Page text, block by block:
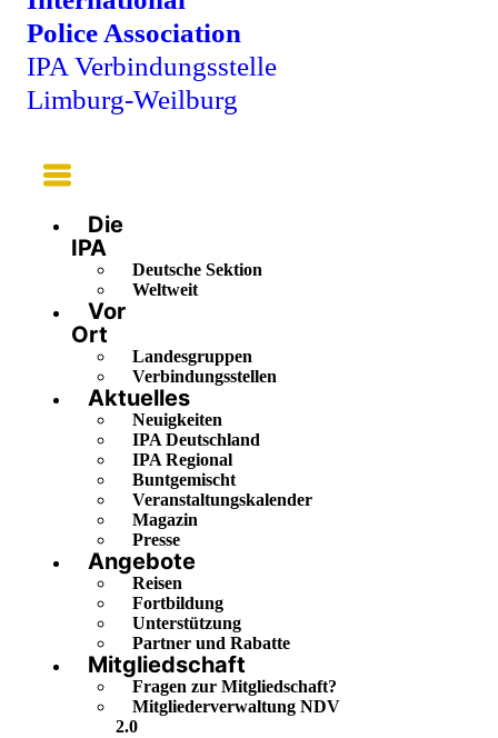
Police Association
IPA Verbindungsstelle
Limburg-Weilburg
Main
Menu
Die
IPA
Deutsche Sektion
Weltweit
Vor
Ort
Landesgruppen
Verbindungsstellen
Aktuelles
Neuigkeiten
IPA Deutschland
IPA Regional
Buntgemischt
Veranstaltungskalender
Magazin
Presse
Angebote
Reisen
Fortbildung
Unterstützung
Partner und Rabatte
Mitgliedschaft
Fragen zur Mitgliedschaft?
Mitgliederverwaltung NDV
2.0